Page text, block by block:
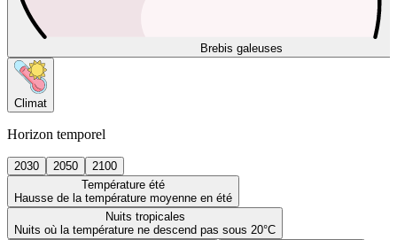
Brebis galeuses
Climat
Horizon temporel
2030 2050
2100
Température été
Hausse de la température moyenne en été
Nuits tropicales
Nuits où la température ne descend pas sous 20°C